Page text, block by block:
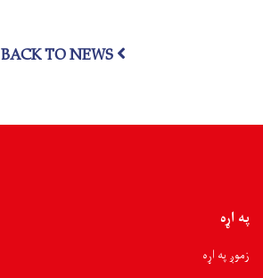
له
BACK TO NEWS
په اړه
زموږ په اړه